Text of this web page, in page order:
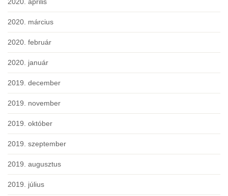
2020. március
2020. február
2020. január
2019. december
2019. november
2019. október
2019. szeptember
2019. augusztus
2019. július